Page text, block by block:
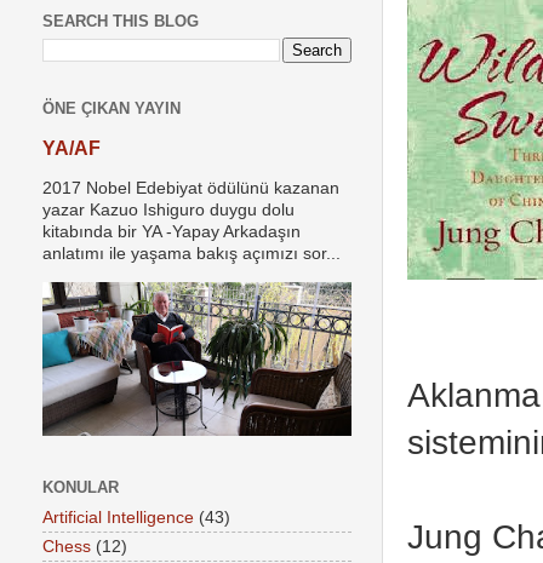
Jung
SEARCH THIS BLOG
ÖNE ÇIKAN YAYIN
YA/AF
2017 Nobel Edebiyat ödülünü kazanan
yazar Kazuo Ishiguro duygu dolu
kitabında bir YA -Yapay Arkadaşın
anlatımı ile yaşama bakış açımızı sor...
KONULAR
Artificial Intelligence (43)
Chess (12)